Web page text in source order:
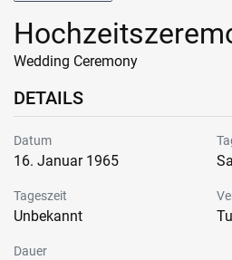
Wedding Ceremony
DETAILS
Datum
16. Januar 1965
Tageszeit
Unbekannt
Dauer